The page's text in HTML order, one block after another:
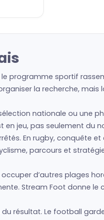
programme sportif
la recherche,
nationale ou une
en jeu, pas seulement du
En rugby, conquête et
parcours et
d’autres plages
Stream Foot donne le
résultat. Le football